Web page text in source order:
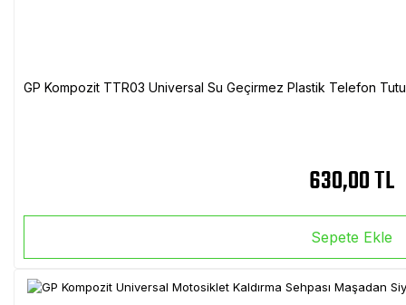
GP Kompozit TTR03 Universal Su Geçirmez Plastik Telefon
630,00 TL
Sepete Ekle